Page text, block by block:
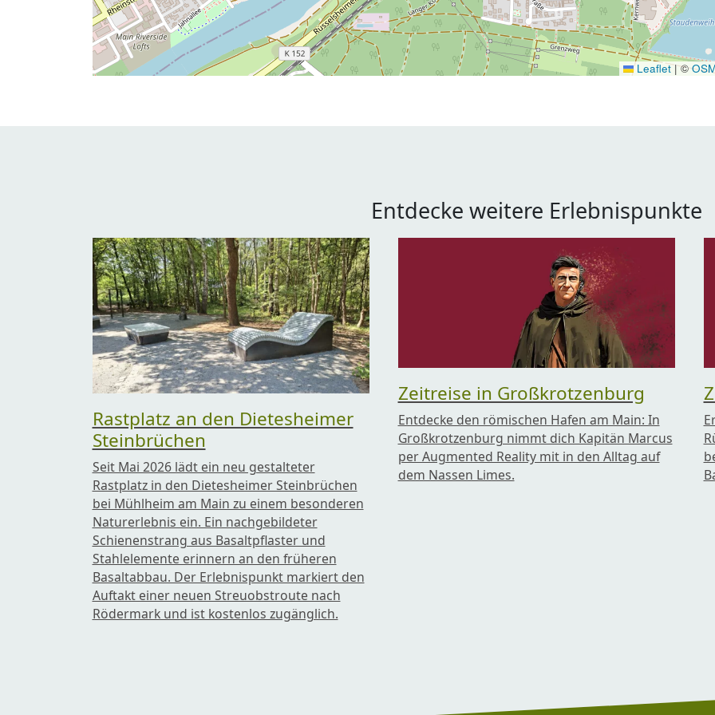
Leaflet |©
Entdecke weitere Erlebnispunkte
Rastplatz an den Dietesheimer
Steinbrüchen
Seit Mai 2026 lädt ein neu gestalteter
Rastplatz in den Dietesheimer Steinbrüchen
bei Mühlheim am Main zu einem besonderen
Naturerlebnis ein. Ein nachgebildeter
Schienenstrang aus Basaltpflaster und
Stahlelemente erinnern an den früheren
Basaltabbau. Der Erlebnispunkt markiert den
Auftakt einer neuen Streuobstroute nach
Rödermark und ist kostenlos zugänglich.
Zeitreise in Großkrotzenburg
Entdecke den römischen Hafen am Main: In
Großkrotzenburg nimmt dich Kapitän Marcus
per Augmented Reality mit in den Alltag auf
dem Nassen Limes.